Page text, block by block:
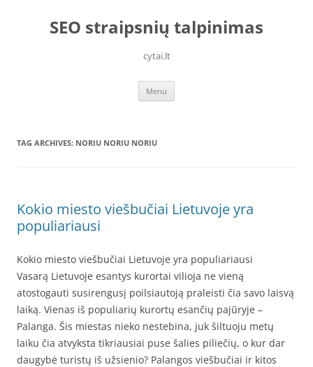
contentSEO straipsnių talpinimas
cytai.lt
Menu
TAG ARCHIVES: NORIU NORIU NORIU
Kokio miesto viešbučiai Lietuvoje yra
populiariausi
Kokio miesto viešbučiai Lietuvoje yra populiariausi
Vasarą Lietuvoje esantys kurortai vilioja ne vieną
atostogauti susirengusį poilsiautoją praleisti čia savo laisvą
laiką. Vienas iš populiarių kurortų esančių pajūryje –
Palanga. Šis miestas nieko nestebina, juk šiltuoju metų
laiku čia atvyksta tikriausiai puse šalies piliečių, o kur dar
daugybė turistų iš užsienio? Palangos viešbučiai ir kitos